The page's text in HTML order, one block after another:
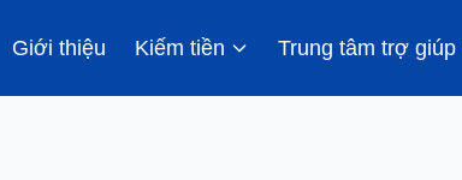
Giới thiệu Kiếm tiền Trung tâm trợ giúp